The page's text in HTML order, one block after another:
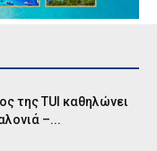
της TUI καθηλώνει
–...